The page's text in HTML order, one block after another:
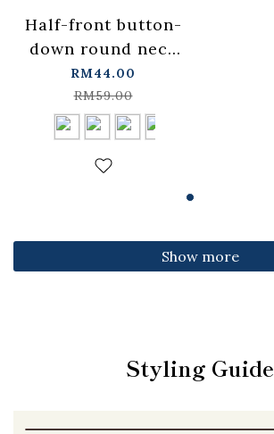
Half-front button-
down round neck
fitted top,
available in four
colors【01099501】
in stock+pre-order
RM44.00
RM59.00
Show more
Styling Guide